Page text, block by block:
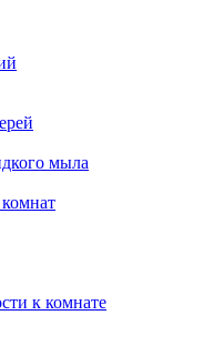
мыла
к комнате